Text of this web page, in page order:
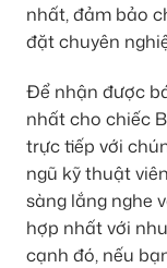
nhất, đảm bảo
đặt chuyên
Để nhận được
nhất cho chiếc
trực tiếp với
ngũ kỹ thuật
sàng lắng nghe
hợp nhất với
cạnh đó, nếu